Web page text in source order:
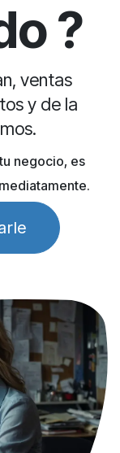
?
ventas
y de la
negocio, es